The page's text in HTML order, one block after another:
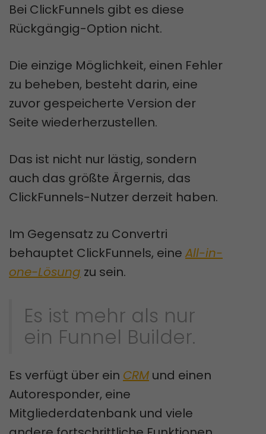
Bei ClickFunnels gibt es diese
Rückgängig-Option nicht.
Die einzige Möglichkeit, einen Fehler
zu beheben, besteht darin, eine
zuvor gespeicherte Version der
Seite wiederherzustellen.
Das ist nicht nur lästig, sondern
auch das größte Ärgernis, das
ClickFunnels-Nutzer derzeit haben.
Im Gegensatz zu Convertri
behauptet ClickFunnels, eine All-in-
one-Lösung zu sein.
Es ist mehr als nur
ein Funnel Builder.
Es verfügt über ein CRM und einen
Autoresponder, eine
Mitgliederdatenbank und viele